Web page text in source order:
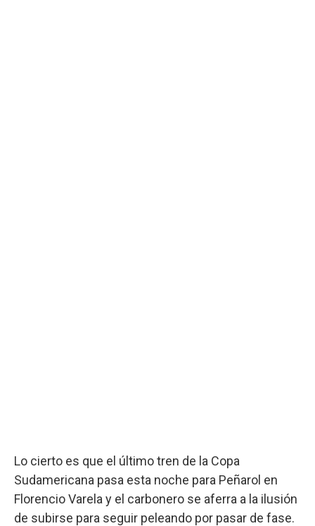
Lo cierto es que el último tren de la Copa
Sudamericana pasa esta noche para Peñarol en
Florencio Varela y el carbonero se aferra a la ilusión
de subirse para seguir peleando por pasar de fase.